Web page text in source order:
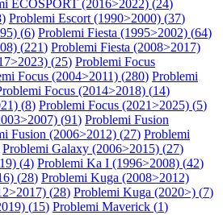
ECOSPORT (2016>2022) (24)
) Problemi Escort (1990>2000) (37)
(6) Problemi Fiesta (1995>2002) (64)
(221) Problemi Fiesta (2008>2017)
(25) Problemi Focus
Focus (2004>2011) (280) Problemi
Focus (2014>2018) (14)
(8) Problemi Focus (2021>2025) (5)
(91) Problemi Fusion
Fusion (2006>2012) (27) Problemi
Problemi Galaxy (2006>2015) (27)
(4) Problemi Ka I (1996>2008) (42)
(28) Problemi Kuga (2008>2012)
(28) Problemi Kuga (2020>) (7)
(15) Problemi Maverick (1)